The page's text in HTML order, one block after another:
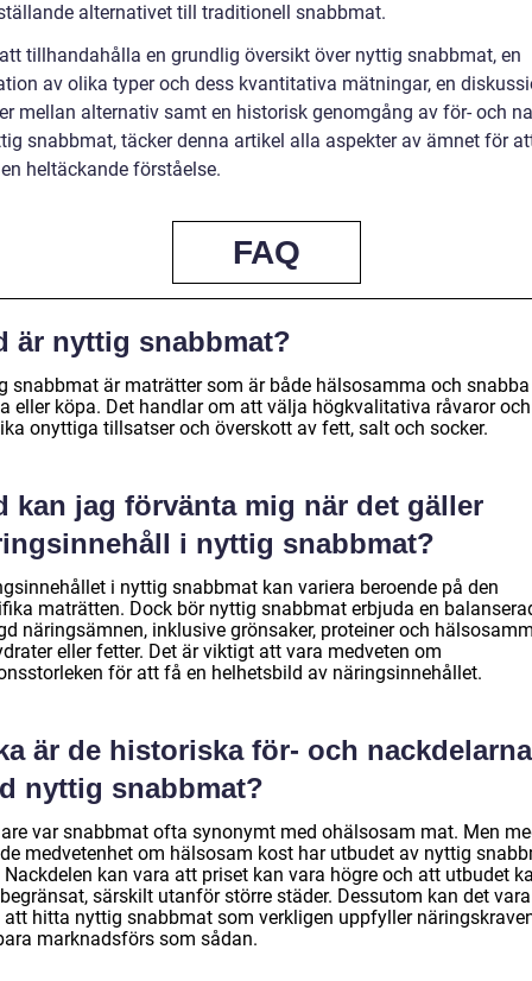
alternativet till traditionell snabbmat.
tillhandahålla en grundlig översikt över nyttig snabbmat, en
av olika typer och dess kvantitativa mätningar, en
mellan alternativ samt en historisk genomgång av för- och
snabbmat, täcker denna artikel alla aspekter av ämnet för
heltäckande förståelse.
FAQ
är nyttig snabbmat?
snabbmat är maträtter som är både hälsosamma och
eller köpa. Det handlar om att välja högkvalitativa råvaror och
onyttiga tillsatser och överskott av fett, salt och socker.
kan jag förvänta mig när det gäller
i nyttig snabbmat?
i nyttig snabbmat kan variera beroende på den
maträtten. Dock bör nyttig snabbmat erbjuda en
näringsämnen, inklusive grönsaker, proteiner och
eller fetter. Det är viktigt att vara medveten om
för att få en helhetsbild av näringsinnehållet.
är de historiska för- och nackdelarna
nyttig snabbmat?
var snabbmat ofta synonymt med ohälsosam mat. Men
medvetenhet om hälsosam kost har utbudet av nyttig
Nackdelen kan vara att priset kan vara högre och att utbudet
särskilt utanför större städer. Dessutom kan det vara
att hitta nyttig snabbmat som verkligen uppfyller
marknadsförs som sådan.